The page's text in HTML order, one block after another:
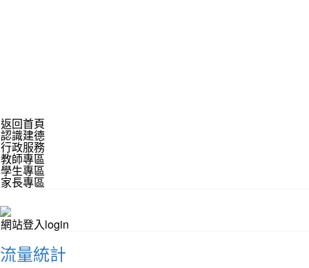
返回首頁
認識建德
行政服務
教師專區
學生專區
家長專區
網站登入login
流量統計